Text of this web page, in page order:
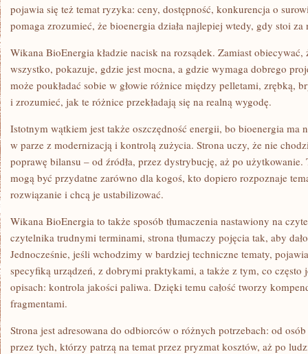
pojawia się też temat ryzyka: ceny, dostępność, konkurencja o
pomaga zrozumieć, że bioenergia działa najlepiej wtedy, gdy stoi za
Wikana BioEnergia kładzie nacisk na rozsądek. Zamiast
wszystko, pokazuje, gdzie jest mocna, a gdzie wymaga dobrego
może poukładać sobie w głowie różnice między pelletami, zrębką,
i zrozumieć, jak te różnice przekładają się na realną wygodę.
Istotnym wątkiem jest także oszczędność energii, bo bioenergia ma
w parze z modernizacją i kontrolą zużycia. Strona uczy, że nie
poprawę bilansu – od źródła, przez dystrybucję, aż po użytkowanie.
mogą być przydatne zarówno dla kogoś, kto dopiero rozpoznaje
rozwiązanie i chcą je ustabilizować.
Wikana BioEnergia to także sposób tłumaczenia nastawiony na
czytelnika trudnymi terminami, strona tłumaczy pojęcia tak, aby
Jednocześnie, jeśli wchodzimy w bardziej techniczne tematy,
specyfiką urządzeń, z dobrymi praktykami, a także z tym, co często
opisach: kontrola jakości paliwa. Dzięki temu całość tworzy
fragmentami.
Strona jest adresowana do odbiorców o różnych potrzebach: od
przez tych, którzy patrzą na temat przez pryzmat kosztów, aż po